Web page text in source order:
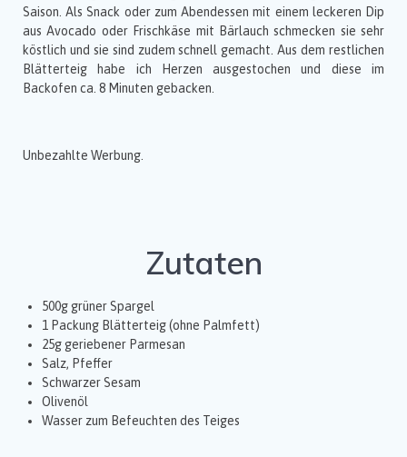
Saison. Als Snack oder zum Abendessen mit einem leckeren Dip
aus Avocado oder Frischkäse mit Bärlauch schmecken sie sehr
köstlich und sie sind zudem schnell gemacht. Aus dem restlichen
Blätterteig habe ich Herzen ausgestochen und diese im
Backofen ca. 8 Minuten gebacken.
Unbezahlte Werbung.
Zutaten
500g grüner Spargel
1 Packung Blätterteig (ohne Palmfett)
25g geriebener Parmesan
Salz, Pfeffer
Schwarzer Sesam
Olivenöl
Wasser zum Befeuchten des Teiges